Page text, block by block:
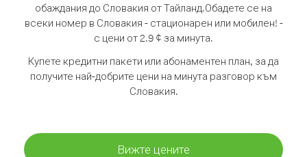
обаждания до Словакия от Тайланд.Обадете се на
всеки номер в Словакия - стационарен или мобилен! -
с цени от 2.9 ¢ за минута.
Купете кредитни пакети или абонаментен план, за да
получите най-добрите цени на минута разговор към
Словакия.
Вижте цените